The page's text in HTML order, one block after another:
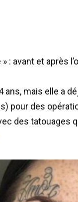
: avant et après
ans, mais elle a
pour des
des tatouages